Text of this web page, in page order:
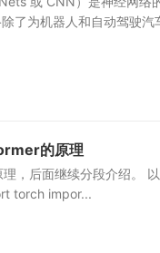
了为机器人和自动驾驶汽
的原理
，后面继续分段介绍。
torch impor...